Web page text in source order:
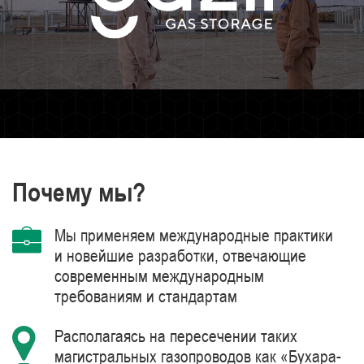
Почему мы?
Мы применяем международные практики
и новейшие разработки, отвечающие
современным международным
требованиям и стандартам
Располагаясь на пересечении таких
магистральных газопроводов как «Бухара-